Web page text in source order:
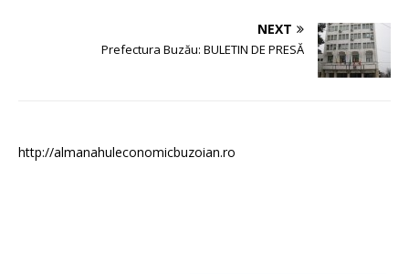
NEXT
Prefectura Buzău: BULETIN DE PRESĂ
http://almanahuleconomicbuzoian.ro